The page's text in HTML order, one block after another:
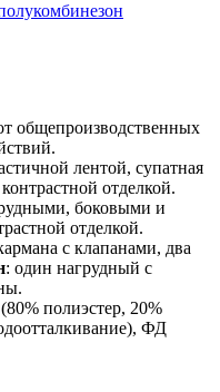
общепроизводственных
лентой, супатная
отделкой.
боковыми и
отделкой.
с клапанами, два
: один нагрудный с
полиэстер, 20%
ФД